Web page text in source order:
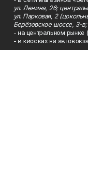
ул. Ленина, 26;
ул. Парковая, 2
Берёзовское шоссе, 3-в;
- на центральном рынке
- в киосках на